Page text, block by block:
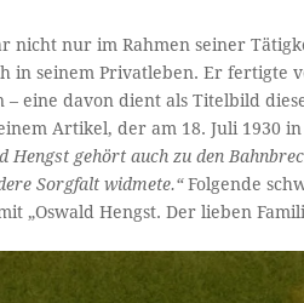
nicht nur im Rahmen seiner
in seinem Privatleben. Er fertigte
– eine davon dient als Titelbild
Artikel, der am 18. Juli 1930
Hengst gehört auch zu den
Sorgfalt widmete.“Folgende
„Oswald Hengst. Der lieben